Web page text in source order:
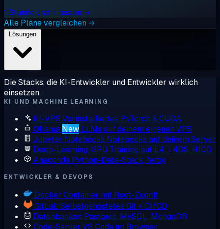
1 Stunde gratis testen →
Alle Pläne vergleichen →
Die Stacks, die KI-Entwickler und Entwickler wirklich
einsetzen.
KI UND MACHINE LEARNING
KI-VPS Vorinstalliertes PyTorch & CUDA
Ollama New LLMs auf deinem eigenen VPS
Jupyter Notebooks Notebooks auf deinem Server
Deep-Learning-GPU Training auf L4, L40S, H100
Anaconda Python-Data-Stack, fertig
ENTWICKLER & DEVOPS
Docker Container mit Root-Zugriff
GitLab Selbstgehostetes Git + CI/CD
Datenbanken Postgres, MySQL, MongoDB
Code-Server VS Code im Browser